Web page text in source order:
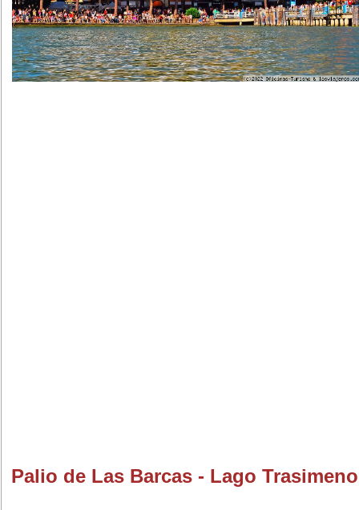
Palio de Las Barcas - Lago Trasimeno